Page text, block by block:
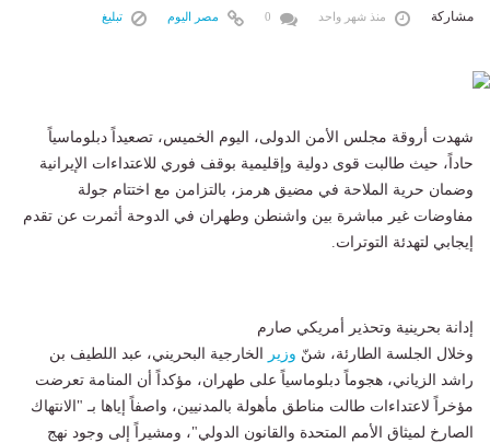
مشاركة منذ شهر واحد مصر اليوم تبليغ
شهدت أروقة مجلس الأمن الدولى، اليوم الخميس، تصعيداً دبلوماسياً
حاداً، حيث طالبت قوى دولية وإقليمية بوقف فوري للاعتداءات الإيرانية
وضمان حرية الملاحة في مضيق هرمز، بالتزامن مع اختتام جولة
مفاوضات غير مباشرة بين واشنطن وطهران في الدوحة أثمرت عن تقدم
إيجابي لتهدئة التوترات.
إدانة بحرينية وتحذير أمريكي صارم
وخلال الجلسة الطارئة، شنّ وزير
الخارجية البحريني، عبد اللطيف بن
راشد الزياني، هجوماً دبلوماسياً على طهران، مؤكداً أن المنامة تعرضت
مؤخراً لاعتداءات طالت مناطق مأهولة بالمدنيين، واصفاً إياها بـ "الانتهاك
الصارخ لميثاق الأمم المتحدة والقانون الدولي"، ومشيراً إلى وجود نهج